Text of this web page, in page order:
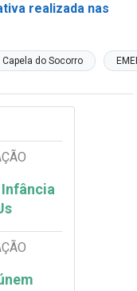
realizada nas
Capela do Socorro